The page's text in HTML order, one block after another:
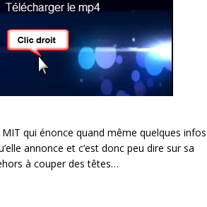
qui énonce quand même quelques infos
annonce et c’est donc peu dire sur sa
à couper des têtes…